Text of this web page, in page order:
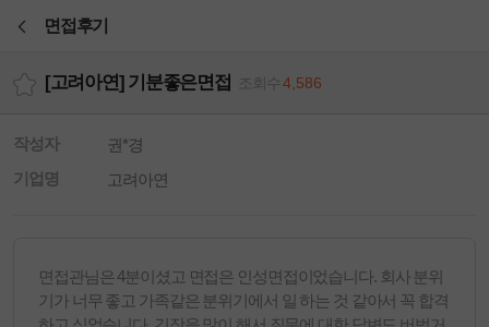
면접후기
[고려아연] 기분좋은면접 조회수4,586
작성자
권*경
기업명
고려아연
면접관님은 4분이셨고 면접은 인성면접이었습니다. 회사 분위
기가 너무 좋고 가족같은 분위기에서 일 하는 것 같아서 꼭 합격